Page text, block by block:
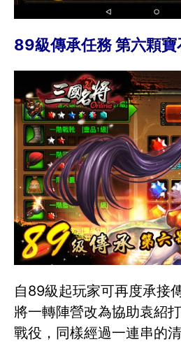
89級傳承任務 第六顆寶
自89級起玩家可再度承接
將一轉陣營改為協助袁紹
戰役，同樣經過一連串的